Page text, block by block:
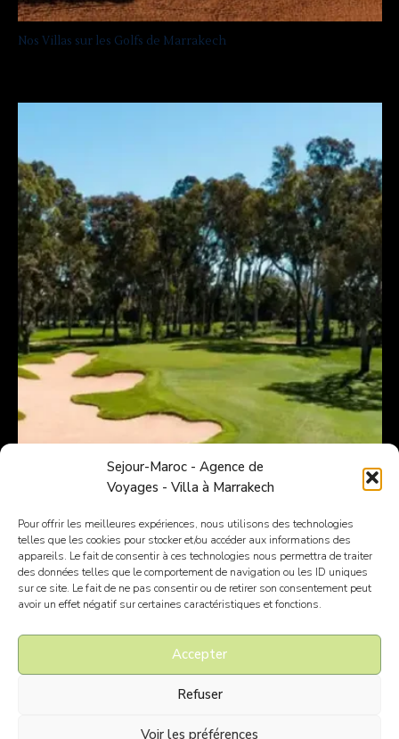
Sejour-Maroc - Agence de
Voyages - Villa à Marrakech
Pour offrir les meilleures expériences, nous utilisons des technologies
telles que les cookies pour stocker et/ou accéder aux informations des
appareils. Le fait de consentir à ces technologies nous permettra de traiter
des données telles que le comportement de navigation ou les ID uniques
sur ce site. Le fait de ne pas consentir ou de retirer son consentement peut
avoir un effet négatif sur certaines caractéristiques et fonctions.
Accepter
Refuser
Voir les préférences
Nos Villas sur les Golfs de Marrakech
Séjour golf d’exception à Marrakech